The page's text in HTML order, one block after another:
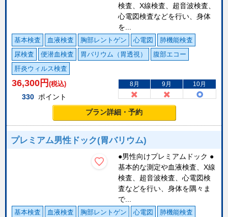
検査、X線検査、超音波検査、
心電図検査などを行い、身体
を...
基本検査 血液検査 胸部レントゲン 心電図
肺機能検査
尿検査
便潜血検査 胃バリウム（胃透視）
腹部エコー
肝炎ウィルス検査
36,300 円 (税込)
330 ポイント
8月 9月 10月
プラン詳細・予約
プレミアム男性ドック(胃バリウム)
●男性向けプレミアムドック ●
基本的な測定や血液検査、X線
検査、超音波検査、心電図検
査などを行い、身体を隅々ま
で...
基本検査 血液検査 胸部レントゲン 心電図
肺機能検査